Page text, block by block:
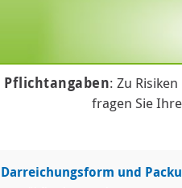
Pflichtangaben: Zu
fragen Sie
Darreichungsform und